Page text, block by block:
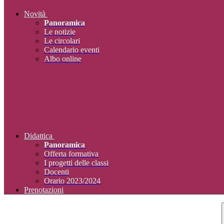
Novità
Panoramica
Le notizie
Le circolari
Calendario eventi
Albo online
Didattica
Panoramica
Offerta formativa
I progetti delle classi
Docenti
Orario 2023/2024
Prenotazioni